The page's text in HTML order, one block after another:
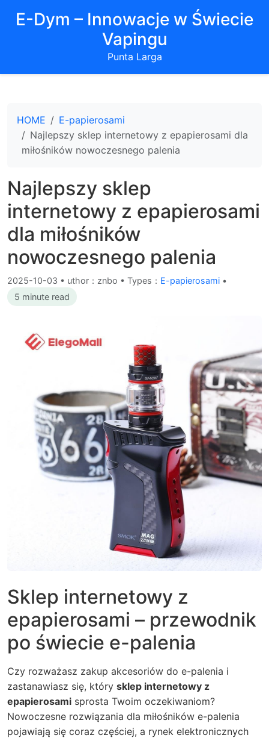
E-Dym – Innowacje w Świecie
Vapingu
Punta Larga
HOME
E-papierosami
Najlepszy sklep internetowy z epapierosami dla
miłośników nowoczesnego palenia
Najlepszy sklep
internetowy z epapierosami
dla miłośników
nowoczesnego palenia
2025-10-03 • uthor：znbo • Types： E-papierosami •
5 minute read
Sklep internetowy z
epapierosami – przewodnik
po świecie e-palenia
Czy rozważasz zakup akcesoriów do e-palenia i
zastanawiasz się, który sklep internetowy z
epapierosami sprosta Twoim oczekiwaniom?
Nowoczesne rozwiązania dla miłośników e-palenia
pojawiają się coraz częściej, a rynek elektronicznych